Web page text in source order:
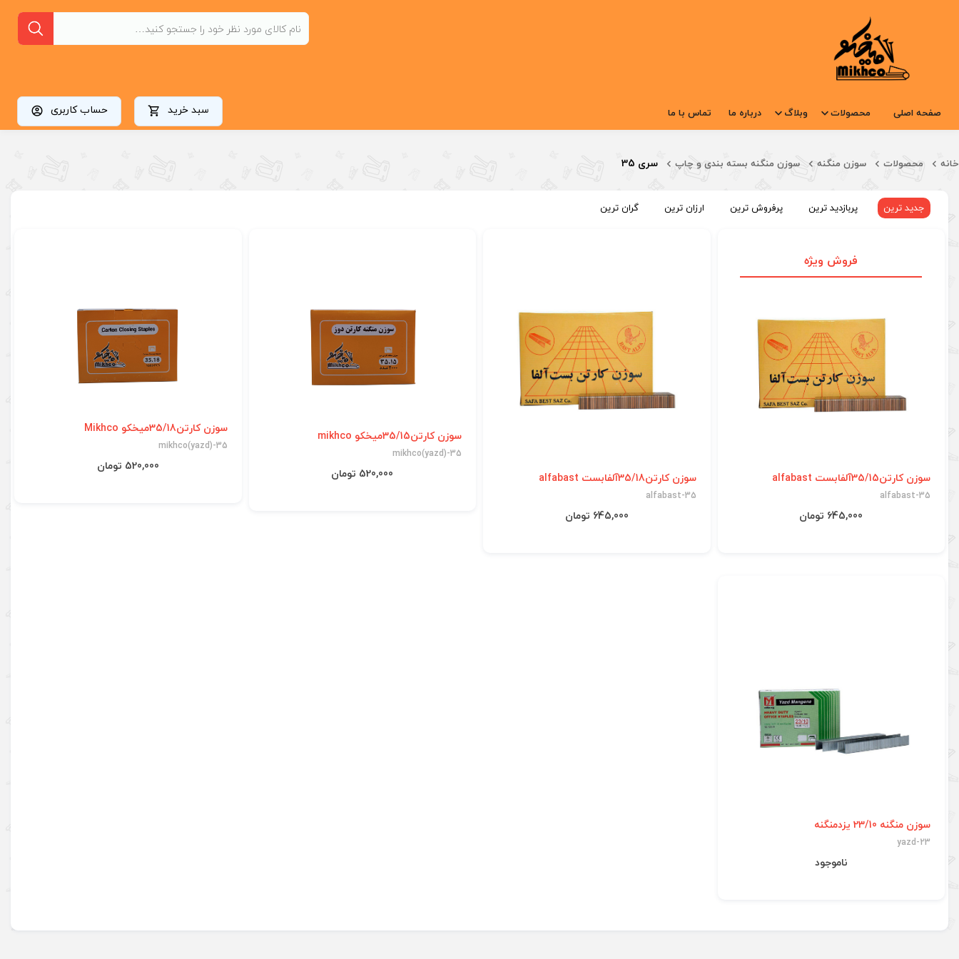
صفحه اصلی محصولات وبلاگ درباره ما تماس با ما سبد خرید حساب کاربری
خانه محصولات سوزن منگنه سوزن منگنه بسته بندی و چاپ سری 35
جدید ترین پربازدید ترین پرفروش ترین ارزان ترین گران ترین
فروش ویژه
سوزن کارتن35/15آلفابست alfabast
alfabast-35
645,000 تومان
سوزن کارتن35/18آلفابست alfabast
alfabast-35
645,000 تومان
سوزن کارتن35/15میخکو mikhco
mikhco(yazd)-35
520,000 تومان
سوزن کارتن35/18میخکو Mikhco
mikhco(yazd)-35
520,000 تومان
سوزن منگنه 23/10 یزدمنگنه
yazd-23
ناموجود